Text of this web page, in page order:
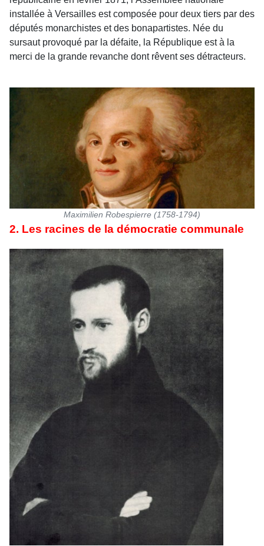
installée à Versailles est composée pour deux tiers par des
députés monarchistes et des bonapartistes. Née du
sursaut provoqué par la défaite, la République est à la
merci de la grande revanche dont rêvent ses détracteurs.
Maximilien Robespierre (1758-1794)
2. Les racines de la démocratie communale